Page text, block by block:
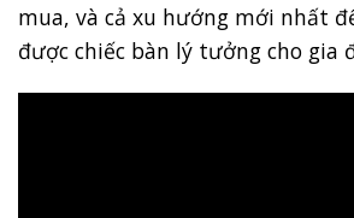
mua, và cả xu hướng mới nhất
được chiếc bàn lý tưởng cho gia